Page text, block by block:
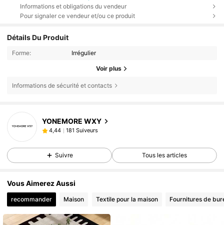
Informations et obligations du vendeur
Pour signaler ce vendeur et/ou ce produit
Détails Du Produit
Forme: Irrégulier
Voir plus
Informations de sécurité et contacts
YONEMORE WXY
4,44 181 Suiveurs
Suivre Tous les articles
Vous Aimerez Aussi
recommander Maison Textile pour la maison Fournitures de